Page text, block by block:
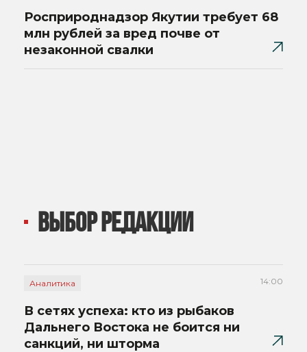
Росприроднадзор Якутии требует 68
млн рублей за вред почве от
незаконной свалки
ВЫБОР РЕДАКЦИИ
Аналитика 14:00
В сетях успеха: кто из рыбаков
Дальнего Востока не боится ни
санкций, ни шторма